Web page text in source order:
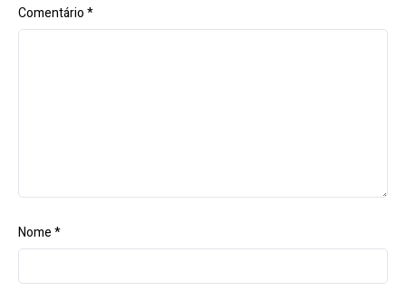
Comentário*
Nome*